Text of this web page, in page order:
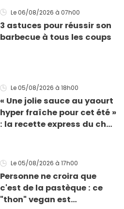
Le 06/08/2026 à 07h00
3 astuces pour réussir son
barbecue à tous les coups
Le 05/08/2026 à 18h00
« Une jolie sauce au yaourt
hyper fraîche pour cet été »
: la recette express du chef
grillades
Le 05/08/2026 à 17h00
Personne ne croira que
c'est de la pastèque : ce
"thon" vegan est